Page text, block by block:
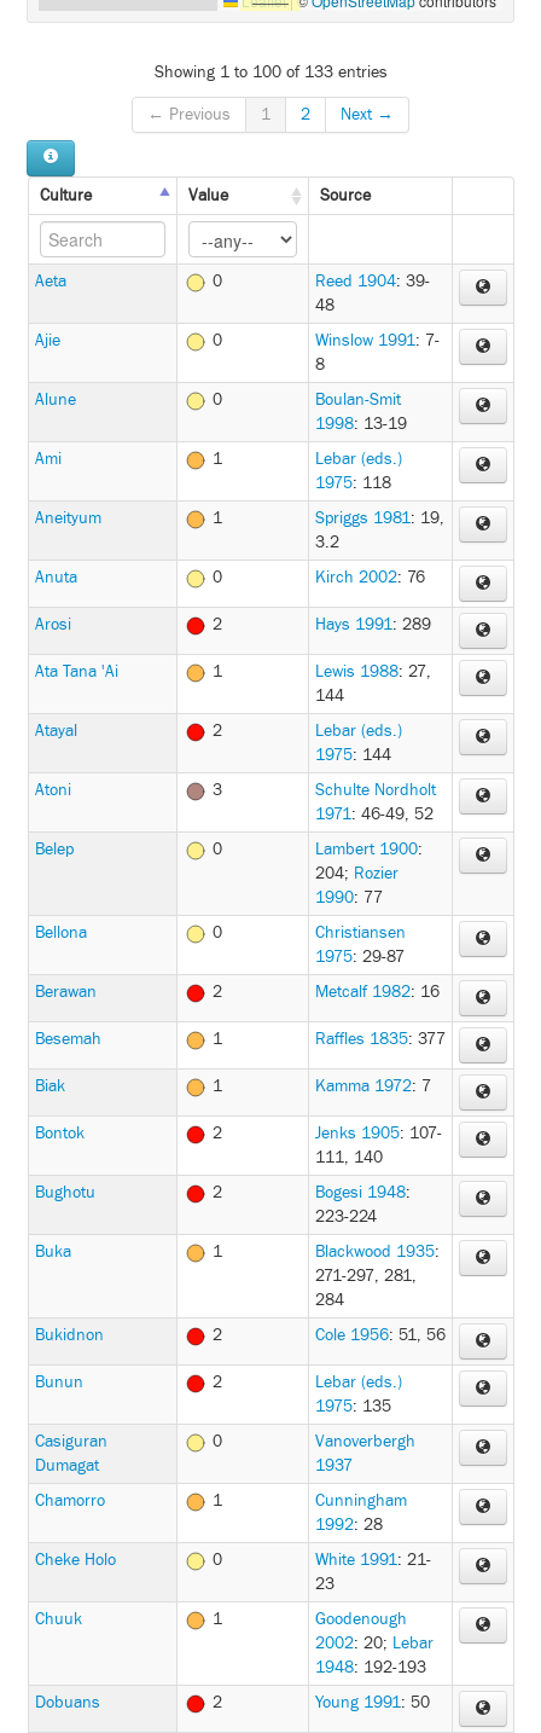
Showing 1 to 100 of 133 entries
← Previous
1 2 Next →
Culture Value Source
Aeta 0 Reed 1904: 39-
48
Ajie
0 Winslow 1991: 7-
8
Alune
0
Boulan-Smit
1998: 13-19
Ami
1
Lebar (eds.)
1975: 118
Aneityum
1 Spriggs 1981: 19,
3.2
Anuta
0 Kirch 2002: 76
Arosi 2 Hays 1991: 289
Ata Tana 'Ai 1 Lewis 1988: 27,
144
Atayal
2
Lebar (eds.)
1975: 144
Atoni
3
Schulte Nordholt
1971: 46-49, 52
Belep
0 Lambert 1900:
204; Rozier
1990: 77
Bellona
0
Christiansen
1975: 29-87
Berawan
2 Metcalf 1982: 16
Besemah 1 Raffles 1835: 377
Biak 1 Kamma 1972: 7
Bontok 2 Jenks 1905: 107-
111, 140
Bughotu
2 Bogesi 1948:
223-224
Buka
1 Blackwood 1935:
271-297, 281,
284
Bukidnon
2 Cole 1956: 51, 56
Bunun 2
Lebar (eds.)
1975: 135
Casiguran
Dumagat
0
Vanoverbergh
1937
Chamorro
1
Cunningham
1992: 28
Cheke Holo
0 White 1991: 21-
23
Chuuk
1
Goodenough
2002: 20; Lebar
1948: 192-193
Dobuans
2 Young 1991: 50